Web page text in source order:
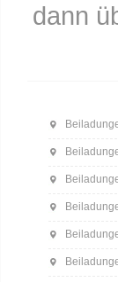
dann